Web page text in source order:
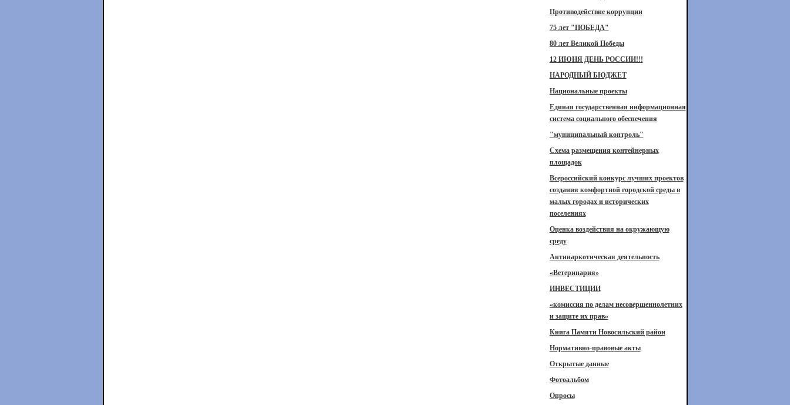
Противодействие коррупции
75 лет "ПОБЕДА"
80 лет Великой Победы
12 ИЮНЯ ДЕНЬ РОССИИ!!!
НАРОДНЫЙ БЮДЖЕТ
Национальные проекты
Единая государственная информационная
система социального обеспечения
"муниципальный контроль"
Схема размещения контейнерных
площадок
Всероссийский конкурс лучших проектов
создания комфортной городской среды в
малых городах и исторических
поселениях
Оценка воздействия на окружающую
среду
Антинаркотическая деятельность
«Ветеринария»
ИНВЕСТИЦИИ
«комиссия по делам несовершеннолетних
и защите их прав»
Книга Памяти Новосильский район
Нормативно-правовые акты
Открытые данные
Фотоальбом
Опросы